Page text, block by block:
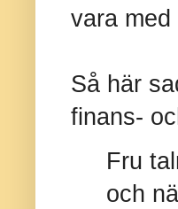
vara med
Så här
finans-
Fru
och